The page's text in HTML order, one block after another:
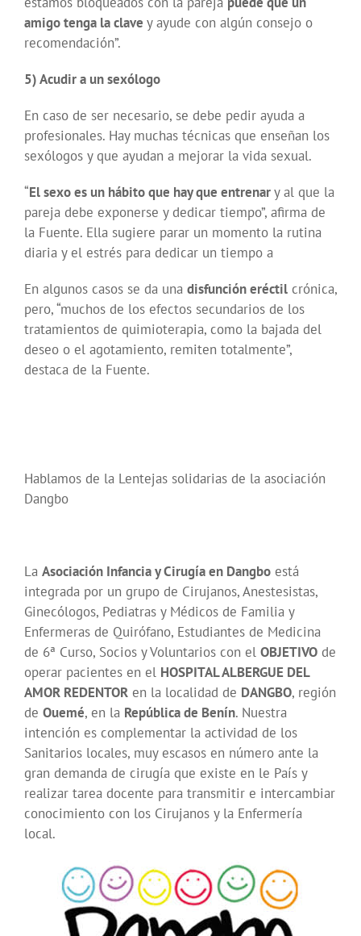
amigo tenga la clave y ayude con algún consejo o
recomendación”.
5) Acudir a un sexólogo
En caso de ser necesario, se debe pedir ayuda a
profesionales. Hay muchas técnicas que enseñan los
sexólogos y que ayudan a mejorar la vida sexual.
“El sexo es un hábito que hay que entrenary al que la
pareja debe exponerse y dedicar tiempo”, afirma de
la Fuente. Ella sugiere parar un momento la rutina
diaria y el estrés para dedicar un tiempo a
En algunos casos se da una disfunción eréctil crónica,
pero, “muchos de los efectos secundarios de los
tratamientos de quimioterapia, como la bajada del
deseo o el agotamiento, remiten totalmente”,
destaca de la Fuente.
Hablamos de la Lentejas solidarias de la asociación
Dangbo
La Asociación Infancia y Cirugía en Dangbo está
integrada por un grupo de Cirujanos, Anestesistas,
Ginecólogos, Pediatras y Médicos de Familia y
Enfermeras de Quirófano, Estudiantes de Medicina
de 6ª Curso, Socios y Voluntarios con el OBJETIVO de
operar pacientes en el HOSPITAL ALBERGUE DEL
AMOR REDENTOR en la localidad de DANGBO, región
de Ouemé, en la República de Benín. Nuestra
intención es complementar la actividad de los
Sanitarios locales, muy escasos en número ante la
gran demanda de cirugía que existe en le País y
realizar tarea docente para transmitir e intercambiar
conocimiento con los Cirujanos y la Enfermería
local.